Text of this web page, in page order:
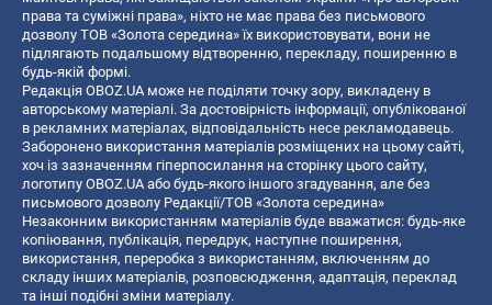
права та суміжні права», ніхто не має права без письмового
дозволу ТОВ «Золота середина» їх використовувати, вони не
підлягають подальшому відтворенню, перекладу, поширенню в
будь-якій формі.
Редакція OBOZ.UA може не поділяти точку зору, викладену в
авторському матеріалі. За достовірність інформації, опублікованої
в рекламних матеріалах, відповідальність несе рекламодавець.
Заборонено використання матеріалів розміщених на цьому сайті,
хоч із зазначенням гіперпосилання на сторінку цього сайту,
логотипу OBOZ.UA або будь-якого іншого згадування, але без
письмового дозволу Редакції/ТОВ «Золота середина»
Незаконним використанням матеріалів буде вважатися: будь-яке
копiювання, публiкацiя, передрук, наступне поширення,
використання, переробка з використанням, включенням до
складу інших матеріалів, розповсюдження, адаптація, переклад
та інші подібні зміни матеріалу.